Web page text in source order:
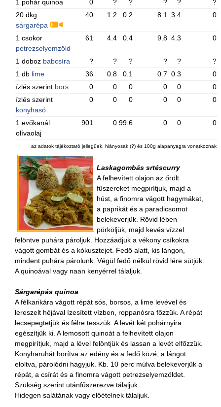
1 pohár quinoa 0 ? ? ? ?
?
20 dkg
sárgarépa
40 1.2 0.2 8.1 3.4 0
1 csokor
petrezselyemzöld
61 4.4 0.4 9.8 4.3 0
1 doboz babcsíra ? ? ? ? ?
?
1 db lime 36 0.8 0.1 0.7 0.3
0
ízlés szerint bors 0 0 0 0 0
0
ízlés szerint
konyhasó
0 0 0 0 0 0
1 evőkanál
olívaolaj
901 0 99.6 0 0 0
az adatok tájékoztató jellegűek, hiányosak (?) és 100g alapanyagra vonatkoznak
Laskagombás srtéscurry
A felhevített olajon az őrölt
fűszereket megpirítjuk, majd a
húst, a finomra vágott hagymákat,
a paprikát és a paradicsomot
belekeverjük. Rövid lében
pörköljük, majd kevés vízzel
felöntve puhára pároljuk. Hozzáadjuk a vékony csíkokra
vágott gombát és a kókusztejet. Fedő alatt, kis lángon,
mindent puhára párolunk. Végül fedő nélkül rövid lére sütjük.
A quinoával vagy naan kenyérrel tálaljuk.
Sárgarépás quinoa
A félkarikára vágott répát sós, borsos, a lime levével és
lereszelt héjával ízesített vízben, roppanósra főzzük. A répát
lecsepegtetjük és félre tesszük. A levét két pohárnyira
egészítjük ki. A lemosott quinoát a felhevített olajon
megpirítjuk, majd a lével felöntjük és lassan a levét elfőzzük.
Konyharuhát borítva az edény és a fedő közé, a lángot
eloltva, párolódni hagyjuk. Kb. 10 perc múlva belekeverjük a
répát, a csírát és a finomra vágott petrezselyemzöldet.
Szükség szerint utánfűszerezve tálaljuk.
Hidegen salátának vagy előételnek tálaljuk.